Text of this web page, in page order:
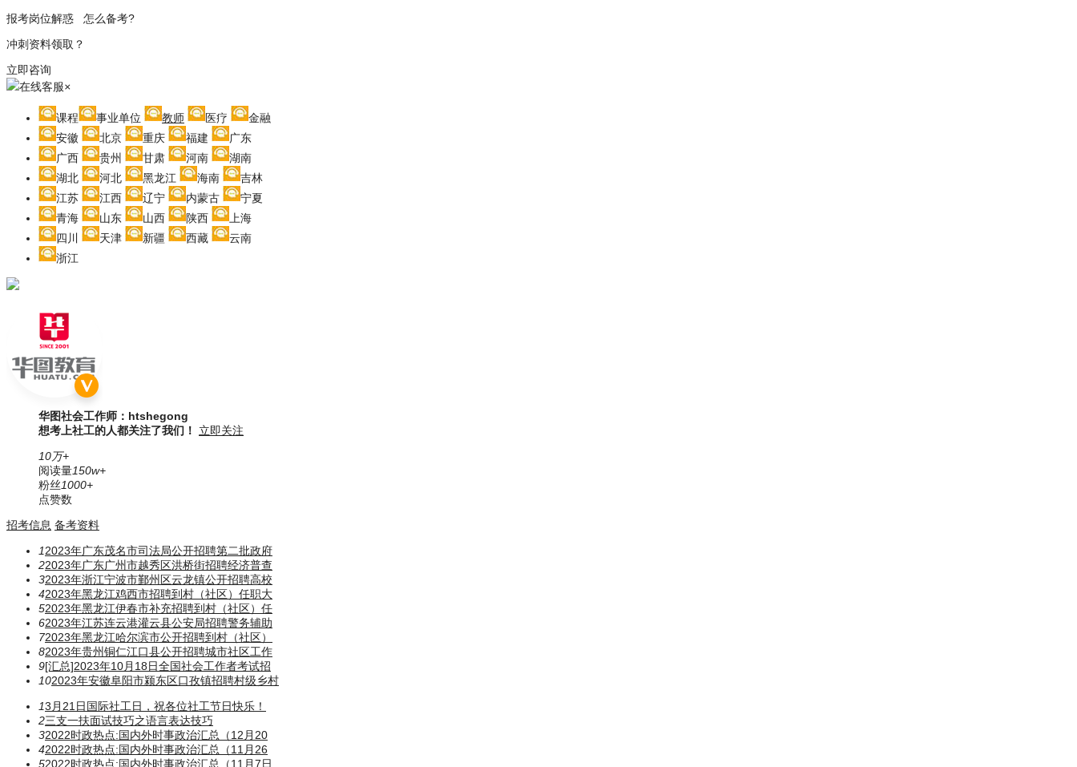
报考岗位解惑 怎么备考?
冲刺资料领取？
立即咨询
在线客服×
课程 事业单位 教师 医疗
金融
安徽
北京 重庆 福建
广东
广西
贵州 甘肃 河南
湖南
湖北
河北 黑龙江 海南
吉林
江苏
江西 辽宁 内蒙古
宁夏
青海
山东 山西 陕西
上海
四川
天津 新疆 西藏
云南
浙江
华图社会工作师：htshegong
想考上社工的人都关注了我们！
立即关注
10万+
阅读量150w+
粉丝1000+
点赞数
招考信息 备考资料
12023年广东茂名市司法局公开招聘第二批政府
22023年广东广州市越秀区洪桥街招聘经济普查
32023年浙江宁波市鄞州区云龙镇公开招聘高校
42023年黑龙江鸡西市招聘到村（社区）任职大
52023年黑龙江伊春市补充招聘到村（社区）任
62023年江苏连云港灌云县公安局招聘警务辅助
72023年黑龙江哈尔滨市公开招聘到村（社区）
82023年贵州铜仁江口县公开招聘城市社区工作
9[汇总]2023年10月18日全国社会工作者考试招
102023年安徽阜阳市颍东区口孜镇招聘村级乡村
13月21日国际社工日，祝各位社工节日快乐！
2三支一扶面试技巧之语言表达技巧
32022时政热点:国内外时事政治汇总（12月20
42022时政热点:国内外时事政治汇总（11月26
52022时政热点:国内外时事政治汇总（11月7日